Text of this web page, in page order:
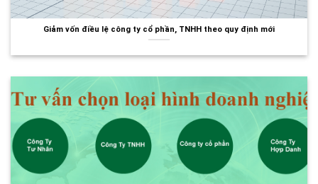
Giảm vốn điều lệ công ty cổ phần, TNHH theo quy định mới